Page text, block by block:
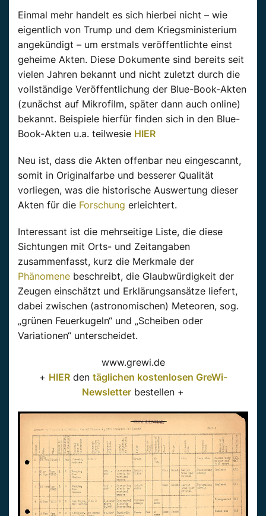
Einmal mehr handelt es sich hierbei nicht – wie
eigentlich von Trump und dem Kriegsministerium
angekündigt – um erstmals veröffentlichte einst
geheime Akten. Diese Dokumente sind bereits seit
vielen Jahren bekannt und nicht zuletzt durch die
vollständige Veröffentlichung der Blue-Book-Akten
(zunächst auf Mikrofilm, später dann auch online)
bekannt. Beispiele hierfür finden sich in den Blue-
Book-Akten u.a. teilwesie HIER
Neu ist, dass die Akten offenbar neu eingescannt,
somit in Originalfarbe und besserer Qualität
vorliegen, was die historische Auswertung dieser
Akten für die Forschung erleichtert.
Interessant ist die mehrseitige Liste, die diese
Sichtungen mit Orts- und Zeitangaben
zusammenfasst, kurz die Merkmale der
Phänomene beschreibt, die Glaubwürdigkeit der
Zeugen einschätzt und Erklärungsansätze liefert,
dabei zwischen (astronomischen) Meteoren, sog.
„grünen Feuerkugeln“ und „Scheiben oder
Variationen“ unterscheidet.
www.grewi.de
+ HIERden täglichen kostenlosen GreWi-
Newsletter bestellen +